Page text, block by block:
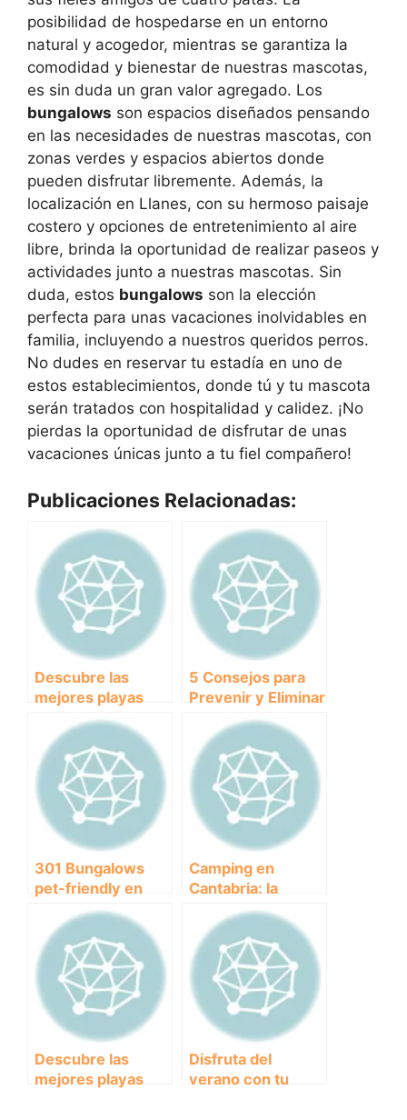
posibilidad de hospedarse en un entorno
natural y acogedor, mientras se garantiza la
comodidad y bienestar de nuestras mascotas,
es sin duda un gran valor agregado. Los
bungalows son espacios diseñados pensando
en las necesidades de nuestras mascotas, con
zonas verdes y espacios abiertos donde
pueden disfrutar libremente. Además, la
localización en Llanes, con su hermoso paisaje
costero y opciones de entretenimiento al aire
libre, brinda la oportunidad de realizar paseos y
actividades junto a nuestras mascotas. Sin
duda, estos bungalows son la elección
perfecta para unas vacaciones inolvidables en
familia, incluyendo a nuestros queridos perros.
No dudes en reservar tu estadía en uno de
estos establecimientos, donde tú y tu mascota
serán tratados con hospitalidad y calidez. ¡No
pierdas la oportunidad de disfrutar de unas
vacaciones únicas junto a tu fiel compañero!
Publicaciones Relacionadas:
Descubre las
mejores playas
para disfrutar con
tu perro en
Cantabria
5 Consejos para
Prevenir y Eliminar
las Pulgas en tu
Perro
301 Bungalows
pet-friendly en
Cataluña: disfruta
de tus vacaciones
junto a tu perro
Camping en
Cantabria: la
escapada perfecta
con tus peludos
amigos
Descubre las
mejores playas
Disfruta del
verano con tu